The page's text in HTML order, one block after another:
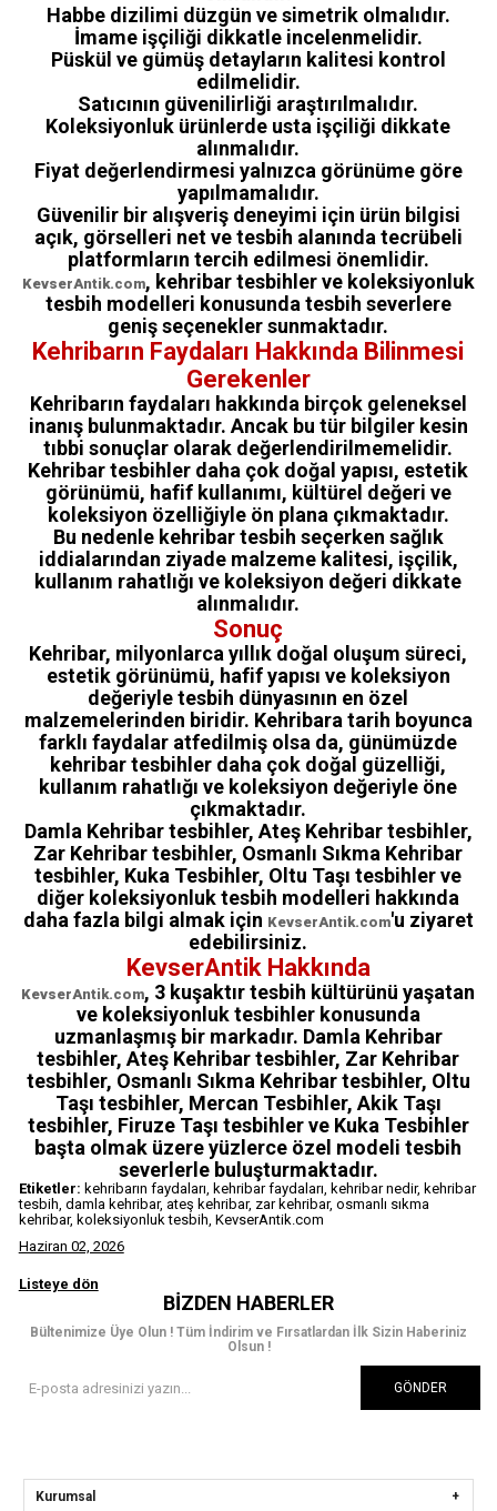
Habbe dizilimi düzgün ve simetrik olmalıdır.
İmame işçiliği dikkatle incelenmelidir.
Püskül ve gümüş detayların kalitesi kontrol
edilmelidir.
Satıcının güvenilirliği araştırılmalıdır.
Koleksiyonluk ürünlerde usta işçiliği dikkate
alınmalıdır.
Fiyat değerlendirmesi yalnızca görünüme göre
yapılmamalıdır.
Güvenilir bir alışveriş deneyimi için ürün bilgisi
açık, görselleri net ve tesbih alanında tecrübeli
platformların tercih edilmesi önemlidir.
KevserAntik.com, kehribar tesbihler ve koleksiyonluk
tesbih modelleri konusunda tesbih severlere
geniş seçenekler sunmaktadır.
Kehribarın Faydaları Hakkında Bilinmesi
Gerekenler
Kehribarın faydaları hakkında birçok geleneksel
inanış bulunmaktadır. Ancak bu tür bilgiler kesin
tıbbi sonuçlar olarak değerlendirilmemelidir.
Kehribar tesbihler daha çok doğal yapısı, estetik
görünümü, hafif kullanımı, kültürel değeri ve
koleksiyon özelliğiyle ön plana çıkmaktadır.
Bu nedenle kehribar tesbih seçerken sağlık
iddialarından ziyade malzeme kalitesi, işçilik,
kullanım rahatlığı ve koleksiyon değeri dikkate
alınmalıdır.
Sonuç
Kehribar, milyonlarca yıllık doğal oluşum süreci,
estetik görünümü, hafif yapısı ve koleksiyon
değeriyle tesbih dünyasının en özel
malzemelerinden biridir. Kehribara tarih boyunca
farklı faydalar atfedilmiş olsa da, günümüzde
kehribar tesbihler daha çok doğal güzelliği,
kullanım rahatlığı ve koleksiyon değeriyle öne
çıkmaktadır.
Damla Kehribar tesbihler, Ateş Kehribar tesbihler,
Zar Kehribar tesbihler, Osmanlı Sıkma Kehribar
tesbihler, Kuka Tesbihler, Oltu Taşı tesbihler ve
diğer koleksiyonluk tesbih modelleri hakkında
daha fazla bilgi almak için KevserAntik.com'u ziyaret
edebilirsiniz.
KevserAntik Hakkında
KevserAntik.com, 3 kuşaktır tesbih kültürünü yaşatan
ve koleksiyonluk tesbihler konusunda
uzmanlaşmış bir markadır. Damla Kehribar
tesbihler, Ateş Kehribar tesbihler, Zar Kehribar
tesbihler, Osmanlı Sıkma Kehribar tesbihler, Oltu
Taşı tesbihler, Mercan Tesbihler, Akik Taşı
tesbihler, Firuze Taşı tesbihler ve Kuka Tesbihler
başta olmak üzere yüzlerce özel modeli tesbih
severlerle buluşturmaktadır.
Etiketler: kehribarın faydaları, kehribar faydaları, kehribar nedir, kehribar
tesbih, damla kehribar, ateş kehribar, zar kehribar, osmanlı sıkma
kehribar, koleksiyonluk tesbih, KevserAntik.com
Haziran 02, 2026
Listeye dön
BIZDEN HABERLER
Bültenimize Üye Olun ! Tüm İndirim ve Fırsatlardan İlk Sizin Haberiniz
Olsun !
GÖNDER
Kurumsal